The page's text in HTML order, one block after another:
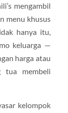
mengambil
menu khusus
hanya itu,
keluarga —
harga atau
tua membeli
kelompok